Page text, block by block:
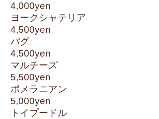
4,000yen
ヨークシャテリア
4,500yen
パグ
4,500yen
マルチーズ
5,500yen
ポメラニアン
5,000yen
トイプードル